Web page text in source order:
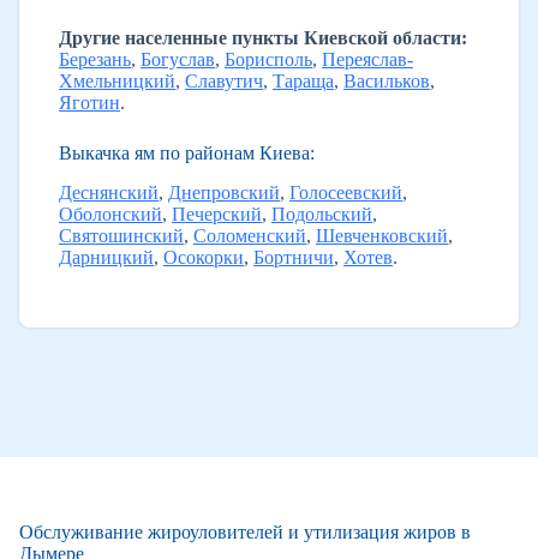
Другие населенные пункты Киевской области:
Березань, Богуслав, Борисполь, Переяслав-
Хмельницкий, Славутич, Тараща, Васильков,
Яготин.
Выкачка ям по районам Киева:
Деснянский, Днепровский, Голосеевский,
Оболонский, Печерский, Подольский,
Святошинский, Соломенский, Шевченковский,
Дарницкий, Осокорки, Бортничи, Хотев.
Обслуживание жироуловителей и утилизация жиров в
Дымере